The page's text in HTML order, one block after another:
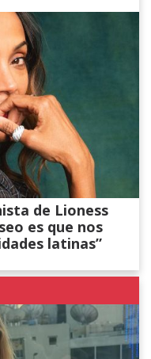
de Lioness
es que nos
latinas”